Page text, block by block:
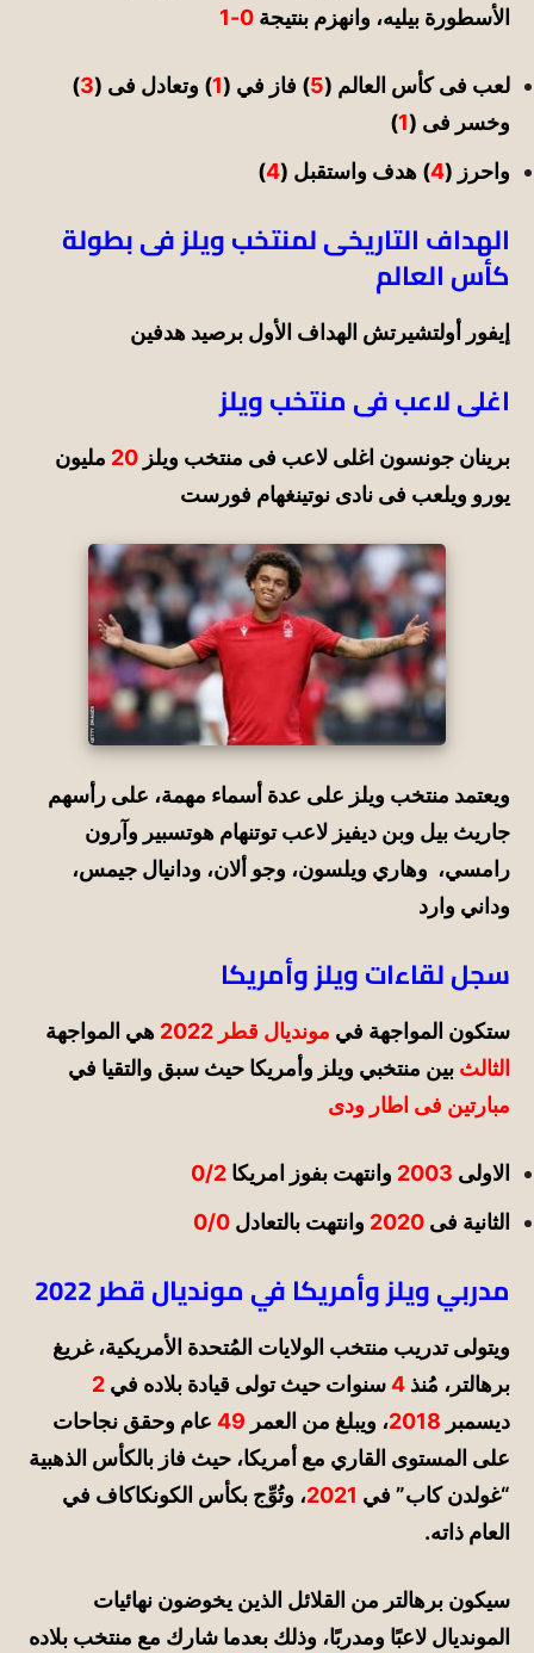
الأسطورة بيليه، وانهزم بنتيجة 0-1
لعب فى كأس العالم (5) فاز في (1) وتعادل فى (3
)
وخسر فى (1
)
واحرز (4) هدف واستقبل (4
)
الهداف التاريخى لمنتخب ويلز فى بطولة
كأس العالم
إيفور أولتشيرتش الهداف الأول برصيد هدفين
اغلى لاعب فى منتخب ويلز
برينان جونسون اغلى لاعب فى منتخب ويلز 20 مليون
يورو ويلعب فى نادى نوتينغهام فورست
ويعتمد منتخب ويلز على عدة أسماء مهمة، على رأسهم
جاريث بيل وبن ديفيز لاعب توتنهام هوتسبير وآرون
رامسي، وهاري ويلسون، وجو ألان، ودانيال جيمس،
وداني وارد
سجل لقاءات ويلز وأمريكا
ستكون المواجهة في مونديال قطر 2022
هي المواجهة
الثالث بين منتخبي ويلز وأمريكا حيث سبق والتقيا في
مبارتين فى اطار ودى
الاولى 2003 وانتهت بفوز امريكا 0/2
الثانية فى 2020 وانتهت بالتعادل 0/0
مدربي ويلز وأمريكا في مونديال قطر 2022
ويتولى تدريب منتخب الولايات المُتحدة الأمريكية، غريغ
برهالتر، مُنذ 4سنوات حيث تولى قيادة بلاده في 2
ديسمبر 2018، ويبلغ من العمر 49 عام وحقق نجاحات
على المستوى القاري مع أمريكا، حيث فاز بالكأس الذهبية
“غولدن كاب” في 2021، وتُوِّج بكأس الكونكاكاف في
العام ذاته.
سيكون برهالتر من القلائل الذين يخوضون نهائيات
المونديال لاعبًا ومدربًا، وذلك بعدما شارك مع منتخب بلاده